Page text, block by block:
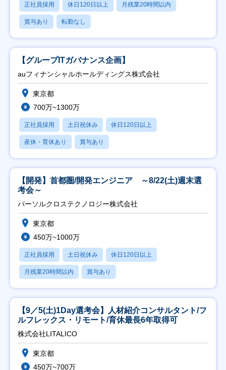
正社員採用 休日120日以上 月残業20時間以内
賞与あり 転勤なし
【グループITガバナンス企画】
auフィナンシャルホールディングス株式会社
東京都
700万~1300万
正社員採用 土日祝休み 休日120日以上
産休・育休あり 賞与あり
【開発】首都圏/開発エンジニア ～8/22(土)週末選
考会～
パーソルクロステクノロジー株式会社
東京都
450万~1000万
正社員採用 土日祝休み 休日120日以上
月残業20時間以内 賞与あり
【9／5(土)1Day選考会】人材紹介コンサルタント/フ
ルフレックス・リモート/育休最長6年取得可
株式会社LITALICO
東京都
450万~700万